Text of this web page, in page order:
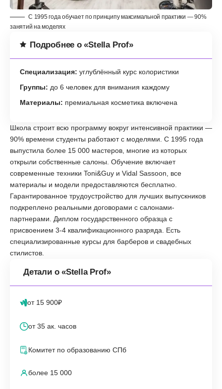
С 1995 года обучает по принципу максимальной практики — 90%
занятий на моделях
Подробнее о «Stella Prof»
Специализация: углублённый курс колористики
Группы: до 6 человек для внимания каждому
Материалы: премиальная косметика включена
Школа строит всю программу вокруг интенсивной практики —
90% времени студенты работают с моделями. С 1995 года
выпустила более 15 000 мастеров, многие из которых
открыли собственные салоны. Обучение включает
современные техники Toni&Guy и Vidal Sassoon, все
материалы и модели предоставляются бесплатно.
Гарантированное трудоустройство для лучших выпускников
подкреплено реальными договорами с салонами-
партнерами. Диплом государственного образца с
присвоением 3-4 квалификационного разряда. Есть
специализированные курсы для барберов и свадебных
стилистов.
Детали о «Stella Prof»
от 15 900₽
от 35 ак. часов
Комитет по образованию СПб
более 15 000